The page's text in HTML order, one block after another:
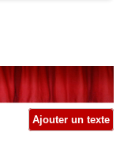
Ajouter un texte